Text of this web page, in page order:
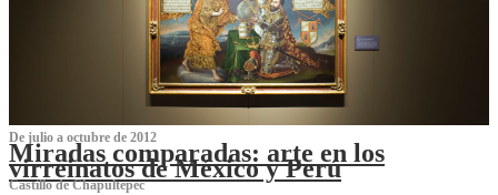
De julio a octubre de 2012
Miradas comparadas: arte en los
virreinatos de México y Perú
Castillo de Chapultepec